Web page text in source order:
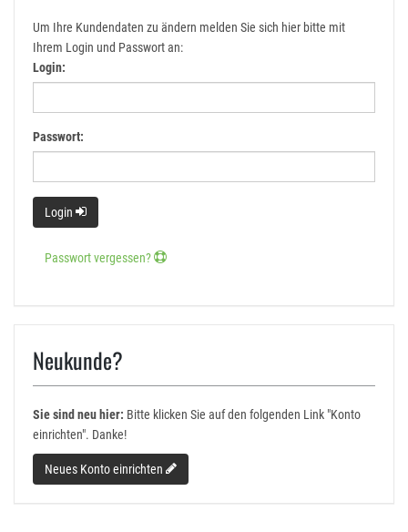
Um Ihre Kundendaten zu ändern melden Sie sich hier bitte mit
Ihrem Login und Passwort an:
Login:
Passwort:
Login
Passwort vergessen?
Neukunde?
Sie sind neu hier: Bitte klicken Sie auf den folgenden Link "Konto
einrichten". Danke!
Neues Konto einrichten